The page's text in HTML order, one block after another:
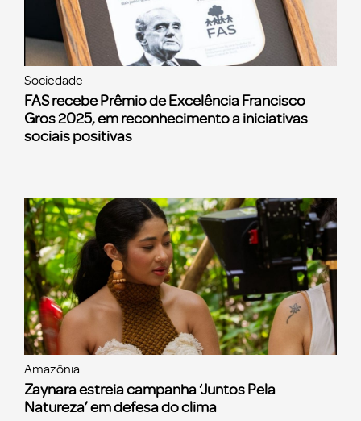
Sociedade
FAS recebe Prêmio de Excelência Francisco
Gros 2025, em reconhecimento a iniciativas
sociais positivas
Amazônia
Zaynara estreia campanha ‘Juntos Pela
Natureza’ em defesa do clima